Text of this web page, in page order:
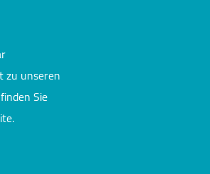
zu unseren
Sie
Consent-Einstellungen